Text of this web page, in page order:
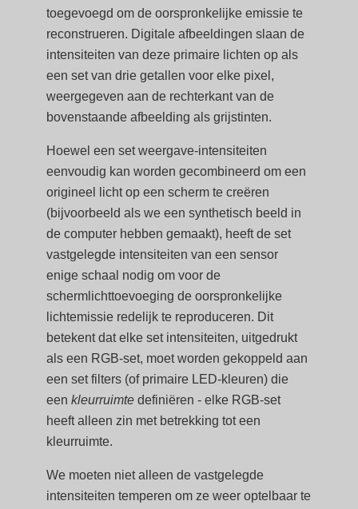
toegevoegd om de oorspronkelijke emissie te
reconstrueren. Digitale afbeeldingen slaan de
intensiteiten van deze primaire lichten op als
een set van drie getallen voor elke pixel,
weergegeven aan de rechterkant van de
bovenstaande afbeelding als grijstinten.
Hoewel een set weergave-intensiteiten
eenvoudig kan worden gecombineerd om een
origineel licht op een scherm te creëren
(bijvoorbeeld als we een synthetisch beeld in
de computer hebben gemaakt), heeft de set
vastgelegde intensiteiten van een sensor
enige schaal nodig om voor de
schermlichttoevoeging de oorspronkelijke
lichtemissie redelijk te reproduceren. Dit
betekent dat elke set intensiteiten, uitgedrukt
als een RGB-set, moet worden gekoppeld aan
een set filters (of primaire LED-kleuren) die
eenkleurruimte definiëren - elke RGB-set
heeft alleen zin met betrekking tot een
kleurruimte.
We moeten niet alleen de vastgelegde
intensiteiten temperen om ze weer optelbaar te